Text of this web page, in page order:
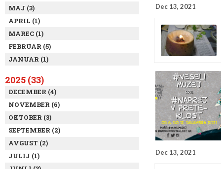
MAJ (3)
APRIL (1)
MAREC (1)
FEBRUAR (5)
JANUAR (1)
2025 (33)
DECEMBER (4)
NOVEMBER (6)
OKTOBER (3)
SEPTEMBER (2)
AVGUST (2)
JULIJ (1)
Dec 13, 2021
Dec 13, 2021